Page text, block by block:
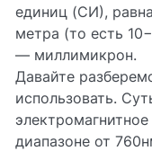
единиц (СИ),
метра (то есть
— миллимикрон.
Давайте
использовать.
диапазоне от